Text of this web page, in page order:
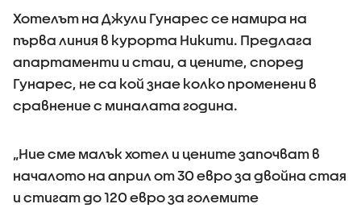
Хотелът на Джули Гунарес се намира на
първа линия в курорта Никити. Предлага
апартаменти и стаи, а цените, според
Гунарес, не са кой знае колко променени в
сравнение с миналата година.
„Ние сме малък хотел и цените започват в
началото на април от 30 евро за двойна стая
и стигат до 120 евро за големите